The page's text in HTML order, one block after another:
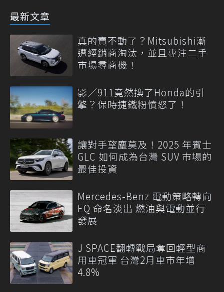
最新文章
真的賣不動了？Mitsubishi漸
遭經銷商淘汰，並且專注二手
市場尋商機！
影／911竟然換了Honda的引
擎？保時捷鐵粉憤怒了！
讓對手望塵莫及！2025 年賓士
GLC 如何成為台灣 SUV 市場的
最佳投資
Mercedes-Benz 電動策略轉向
EQ 命名淡出 燃油與電動並行
發展
J SPACE翻轉戰局奪回輕型商
用車冠軍 台灣2月車市年增
4.8%